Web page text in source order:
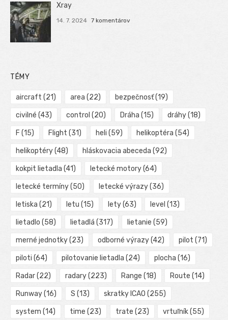
Xray
14. 7. 2024 7 komentárov
TÉMY
aircraft (21) area (22) bezpečnosť(19)
civilné (43) control (20) Dráha (15) dráhy(18)
F (15) Flight (31) heli (59) helikoptéra (54)
helikoptéry(48) hláskovacia abeceda (92)
kokpit lietadla (41) letecké motory(64)
letecké termíny(50) letecké výrazy(36)
letiska (21) letu (15) lety(63) level (13)
lietadlo (58) lietadlá (317) lietanie (59)
merné jednotky(23) odborné výrazy(42) pilot (71)
piloti (64) pilotovanie lietadla (24) plocha (16)
Radar(22) radary(223) Range (18) Route (14)
Runway(16) S (13) skratky ICAO (255)
system (14) time (23) trate (23) vrtuľník(55)